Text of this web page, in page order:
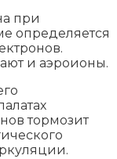
при
определяется
и аэроионы.
тормозит